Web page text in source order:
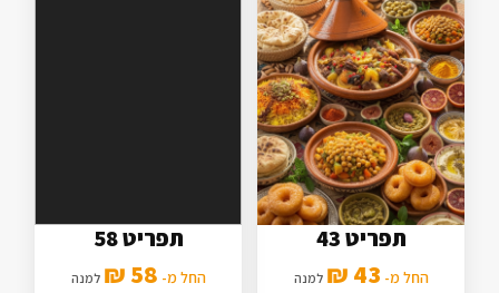
2 תוספות
תפריט 43
החל מ- 43 ₪ למנה
3 תוספות
תפריט 58
החל מ- 58 ₪ למנה